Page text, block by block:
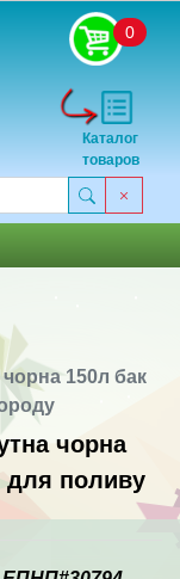
0
Каталог
товаров
150л бак
чорна
для поливу